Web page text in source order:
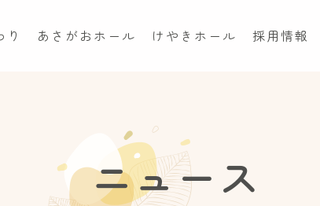
あさがおホール けやきホール 採用情報
ニュース